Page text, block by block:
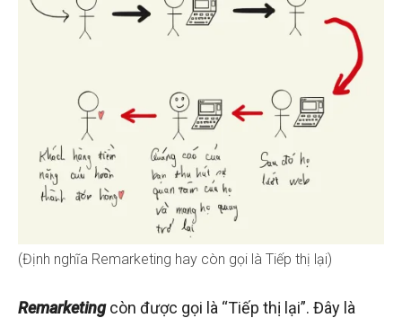
(Định nghĩa Remarketing hay còn gọi là Tiếp thị lại)
Remarketing còn được gọi là “Tiếp thị lại”. Đây là